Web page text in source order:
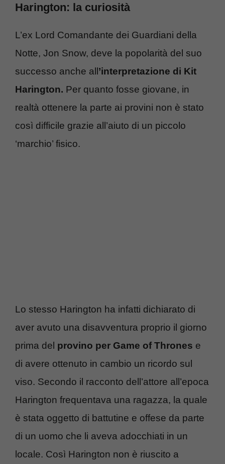
Harington: la curiosità
L’ex Lord Comandante dei Guardiani della
Notte, Jon Snow, deve la popolarità del suo
successo anche all’interpretazione di Kit
Harington. Per quanto fosse giovane, in
realtà ottenere la parte ai provini non è stato
così difficile grazie all’aiuto di un piccolo
‘marchio’ fisico.
Lo stesso Harington ha infatti dichiarato di
aver avuto una disavventura proprio il giorno
prima del provino per Game of Thrones e
di avere ottenuto in cambio un ricordo sul
viso. Secondo il racconto dell’attore all’epoca
Harington frequentava una ragazza, la quale
è stata oggetto di battutine e offese da parte
di un uomo che li aveva adocchiati in un
locale. Così Harington non è riuscito a